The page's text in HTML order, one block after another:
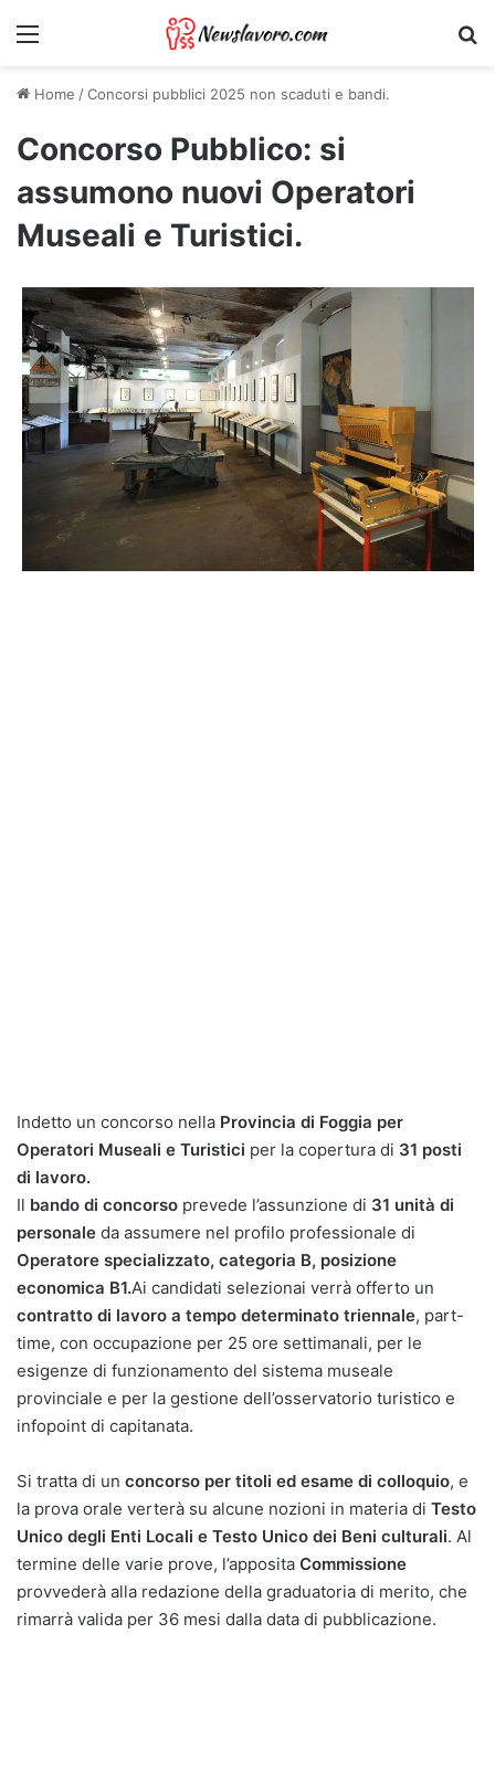
Menu
Home /Concorsi pubblici 2025 non scaduti e bandi.
Concorso Pubblico: si
assumono nuovi Operatori
Museali e Turistici.
Indetto un concorso nella Provincia di Foggia per
Operatori Museali e Turistici per la copertura di 31 posti
di lavoro.
Il bando di concorso prevede l’assunzione di 31 unità di
personale da assumere nel profilo professionale di
Operatore specializzato, categoria B, posizione
economica B1.Ai candidati selezionai verrà offerto un
contratto di lavoro a tempo determinato triennale, part-
time, con occupazione per 25 ore settimanali, per le
esigenze di funzionamento del sistema museale
provinciale e per la gestione dell’osservatorio turistico e
infopoint di capitanata.
Si tratta di un concorso per titoli ed esame di colloquio, e
la prova orale verterà su alcune nozioni in materia di Testo
Unico degli Enti Locali e Testo Unico dei Beni culturali. Al
termine delle varie prove, l’apposita Commissione
provvederà alla redazione della graduatoria di merito, che
rimarrà valida per 36 mesi dalla data di pubblicazione.